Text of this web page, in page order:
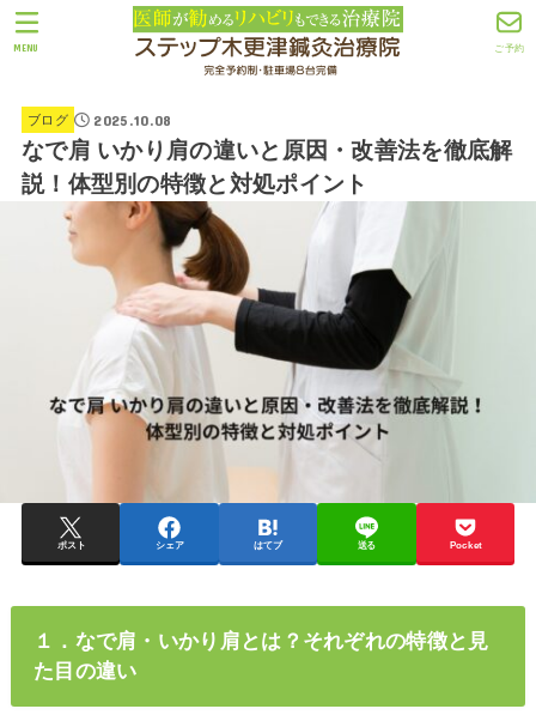
ご予約
MENU
ブログ 2025.10.08
なで肩 いかり肩の違いと原因・改善法を徹底解
説！体型別の特徴と対処ポイント
ポスト シェア はてブ 送る Pocket
１．なで肩・いかり肩とは？それぞれの特徴と見
た目の違い